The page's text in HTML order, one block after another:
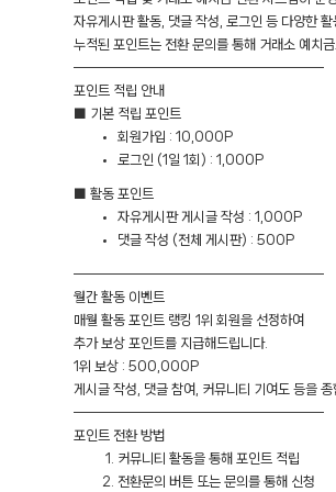
자유게시판 활동, 댓글 작성, 로그인 등 다양한
누적된 포인트는 전환 문의를 통해 거래소 예치
━━━━━━━━━━━━━━━━━━━
포인트 적립 안내
■ 기본 적립 포인트
회원가입 : 10,000P
로그인 (1일 1회) : 1,000P
■ 활동 포인트
자유게시판 게시글 작성 : 1,000P
댓글 작성 (전체 게시판) : 500P
━━━━━━━━━━━━━━━━━━━
월간 활동 이벤트
매월 활동 포인트 랭킹 1위 회원을 선정하여
추가 보상 포인트를 지급해드립니다.
1위 보상 : 500,000P
게시글 작성, 댓글 참여, 커뮤니티 기여도 등을
━━━━━━━━━━━━━━━━━━━
포인트 전환 방법
커뮤니티 활동을 통해 포인트 적립
전환문의 버튼 또는 문의를 통해 신청